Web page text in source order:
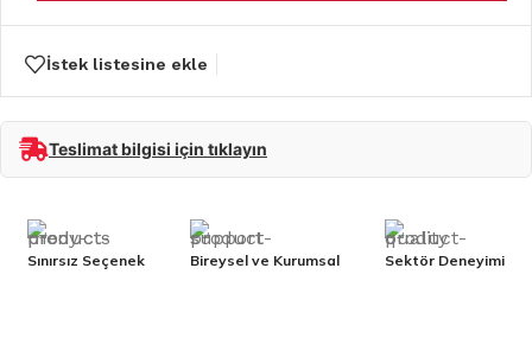
İstek listesine ekle
Teslimat bilgisi için tıklayın
Sınırsız Seçenek Bireysel ve Kurumsal Sektör Deneyimi